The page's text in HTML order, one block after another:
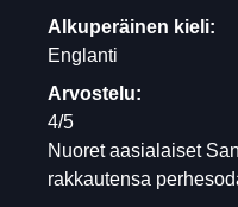
Alkuperäinen kieli:
Englanti
Arvostelu:
4/5
Nuoret aasialaiset
rakkautensa